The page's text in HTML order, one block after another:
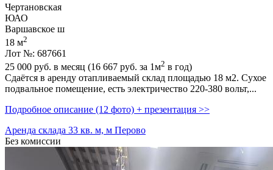
Чертановская
ЮАО
Варшавское ш
18 м2
Лот №: 687661
25 000 руб. в месяц (16 667 руб. за 1м2 в год)
Сдаётся в аренду отапливаемый склад площадью 18 м2. Сухое
подвальное помещение,­ есть электричество 220-380 вольт,­...
Подробное описание (12 фото) + презентация >>
Аренда склада 33 кв. м, м Перово
Без комиссии